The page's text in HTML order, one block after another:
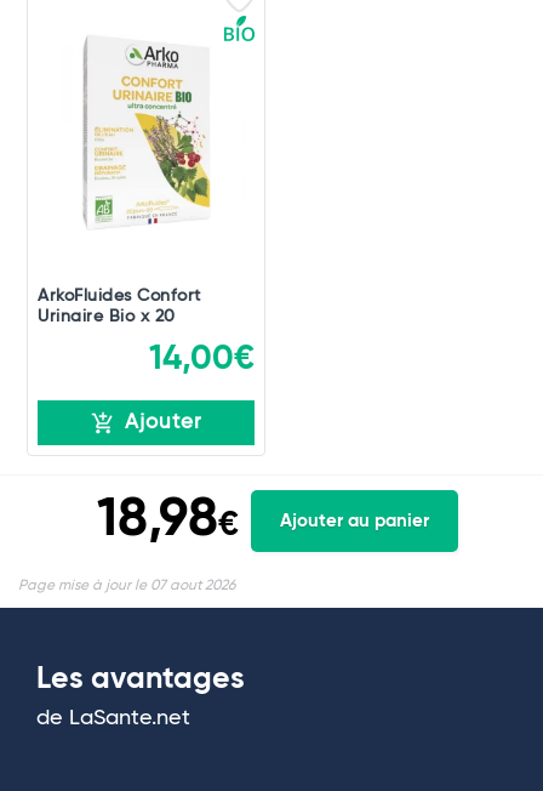
ArkoFluides Confort
Urinaire Bio x 20
14,00€
Ajouter
18,98€ Ajouter au panier
Page mise à jour le 07 aout 2026
Les avantages
de LaSante.net